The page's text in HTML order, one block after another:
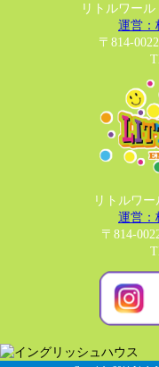
リトルワー
運営：
〒814-
リトルワ
運営：
〒814-